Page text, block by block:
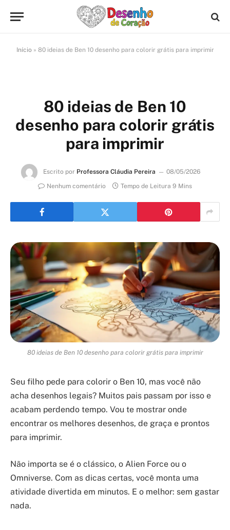
Início » 80 ideias de Ben 10 desenho para colorir grátis para imprimir
80 ideias de Ben 10
desenho para colorir grátis
para imprimir
Escrito por Professora Cláudia Pereira
08/05/2026
Nenhum comentário
Tempo de Leitura 9 Mins
80 ideias de Ben 10 desenho para colorir grátis para imprimir
Seu filho pede para colorir o Ben 10, mas você não
acha desenhos legais? Muitos pais passam por isso e
acabam perdendo tempo. Vou te mostrar onde
encontrar os melhores desenhos, de graça e prontos
para imprimir.
Não importa se é o clássico, o Alien Force ou o
Omniverse. Com as dicas certas, você monta uma
atividade divertida em minutos. E o melhor: sem gastar
nada.